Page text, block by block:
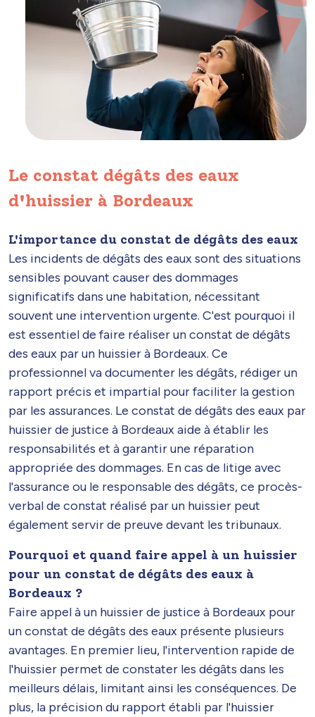
Le constat dégâts des eaux
d'huissier à Bordeaux
L'importance du constat de dégâts des eaux
Les incidents de dégâts des eaux sont des situations
sensibles pouvant causer des dommages
significatifs dans une habitation, nécessitant
souvent une intervention urgente. C'est pourquoi il
est essentiel de faire réaliser un constat de dégâts
des eaux par un huissier à Bordeaux. Ce
professionnel va documenter les dégâts, rédiger un
rapport précis et impartial pour faciliter la gestion
par les assurances. Le constat de dégâts des eaux par
huissier de justice à Bordeaux aide à établir les
responsabilités et à garantir une réparation
appropriée des dommages. En cas de litige avec
l'assurance ou le responsable des dégâts, ce procès-
verbal de constat réalisé par un huissier peut
également servir de preuve devant les tribunaux.
Pourquoi et quand faire appel à un huissier
pour un constat de dégâts des eaux à
Bordeaux ?
Faire appel à un huissier de justice à Bordeaux pour
un constat de dégâts des eaux présente plusieurs
avantages. En premier lieu, l'intervention rapide de
l'huissier permet de constater les dégâts dans les
meilleurs délais, limitant ainsi les conséquences. De
plus, la précision du rapport établi par l'huissier